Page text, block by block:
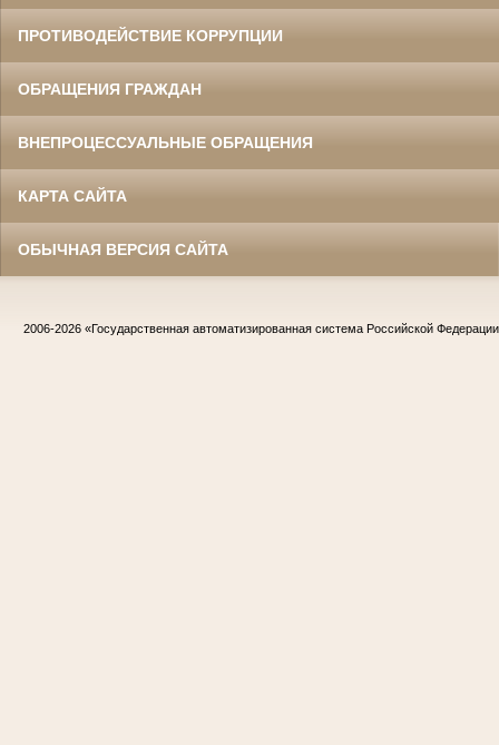
ПРОТИВОДЕЙСТВИЕ КОРРУПЦИИ
ОБРАЩЕНИЯ ГРАЖДАН
ВНЕПРОЦЕССУАЛЬНЫЕ ОБРАЩЕНИЯ
КАРТА САЙТА
ОБЫЧНАЯ ВЕРСИЯ САЙТА
2006-2026 «Государственная автоматизированная система Российской